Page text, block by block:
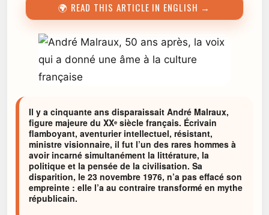
🌍 READ THIS ARTICLE IN ENGLISH →
Il y a cinquante ans disparaissait André Malraux,
figure majeure du XXᵉ siècle français. Écrivain
flamboyant, aventurier intellectuel, résistant,
ministre visionnaire, il fut l’un des rares hommes à
avoir incarné simultanément la littérature, la
politique et la pensée de la civilisation. Sa
disparition, le 23 novembre 1976, n’a pas effacé son
empreinte : elle l’a au contraire transformé en mythe
républicain.